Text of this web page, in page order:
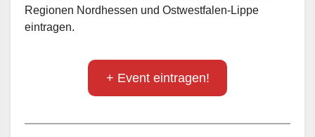
Regionen Nordhessen und Ostwestfalen-Lippe
eintragen.
+ Event eintragen!